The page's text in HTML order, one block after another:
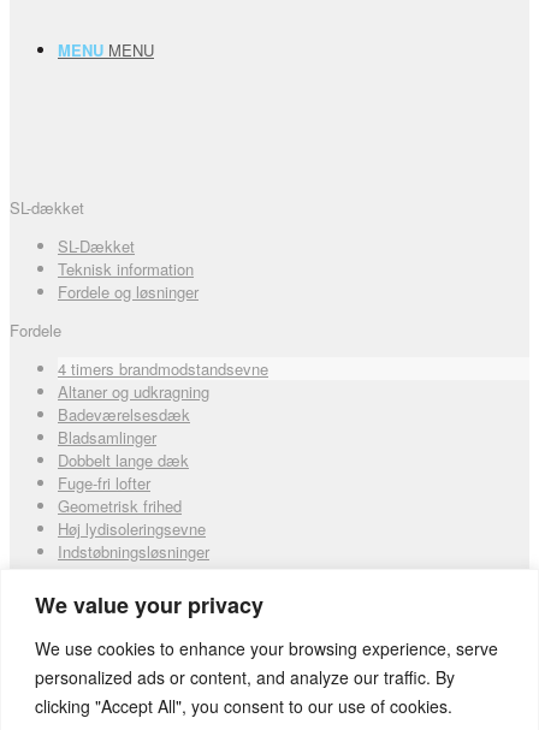
We value your privacy
We use cookies to enhance your browsing experience, serve
personalized ads or content, and analyze our traffic. By
clicking "Accept All", you consent to our use of cookies.
MENU MENU
SL-dækket
SL-Dækket
Teknisk information
Fordele og løsninger
Fordele
4 timers brandmodstandsevne
Altaner og udkragning
Badeværelsesdæk
Bladsamlinger
Dobbelt lange dæk
Fuge-fri lofter
Geometrisk frihed
Høj lydisoleringsevne
Indstøbningsløsninger
Indstøbt stringerarmering
Lange spænd
Massive zoner
Om Abeo
Firmaprofil
Nyheder